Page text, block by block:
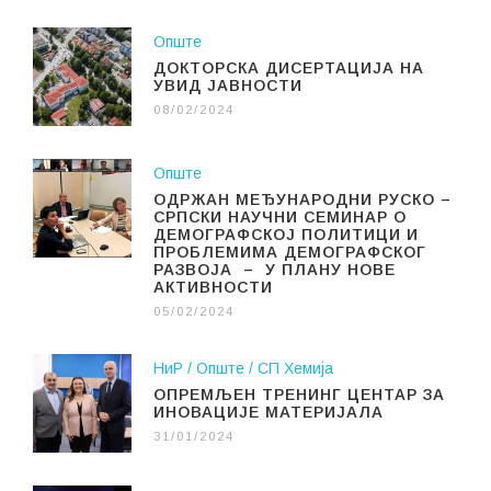
Опште
ДОКТОРСКА ДИСЕРТАЦИЈА НА
УВИД ЈАВНОСТИ
08/02/2024
Опште
ОДРЖАН МЕЂУНАРОДНИ РУСКО –
СРПСКИ НАУЧНИ СЕМИНАР О
ДЕМОГРАФСКОЈ ПОЛИТИЦИ И
ПРОБЛЕМИМА ДЕМОГРАФСКОГ
РАЗВОЈА – У ПЛАНУ НОВЕ
АКТИВНОСТИ
05/02/2024
НиР Опште
СП Хемија
ОПРЕМЉЕН ТРЕНИНГ ЦЕНТАР ЗА
ИНОВАЦИЈЕ МАТЕРИЈАЛА
31/01/2024